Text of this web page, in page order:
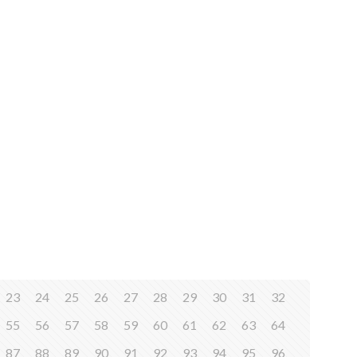
23 24 25 26 27 28 29 30 31
32
55
56 57 58 59 60 61 62 63
64
87
88 89 90 91 92 93 94 95 96